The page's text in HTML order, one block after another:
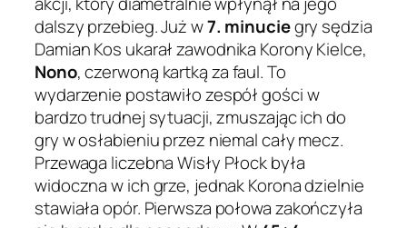
dalszy przebieg. Już w7. minuciegry sędzia
Damian Kos ukarał zawodnika Korony Kielce,
Nono, czerwoną kartką za faul. To
wydarzenie postawiło zespół gości w
bardzo trudnej sytuacji, zmuszając ich do
gry w osłabieniu przez niemal cały mecz.
Przewaga liczebna Wisły Płock była
widoczna w ich grze, jednak Korona dzielnie
stawiała opór. Pierwsza połowa zakończyła